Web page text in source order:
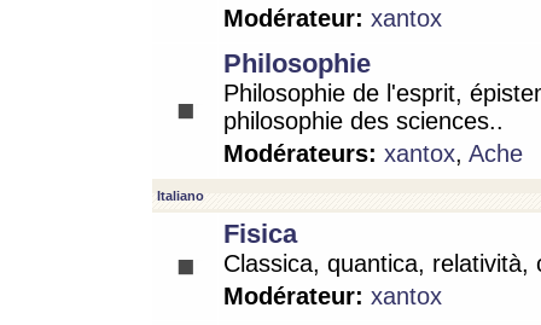
Modérateur: xantox
Philosophie
Philosophie de l'esprit,
philosophie des sciences..
Modérateurs: xantox, Ache
Italiano
Fisica
Classica, quantica, relatività,
Modérateur: xantox